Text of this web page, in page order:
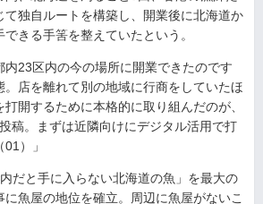
て独自ルートを構築し、開業後に北海道か
きる手筈を整えていたという。
内23区内の今の場所に開業できたのです
店を離れて別の地域に行商をしていたほ
開するために本格的に取り組んだのが、
稿。まずは近隣向けにデジタル活用で打
）」
だと手に入らない北海道の魚」を最大の
魚屋の地位を確立。周辺に魚屋がないこ